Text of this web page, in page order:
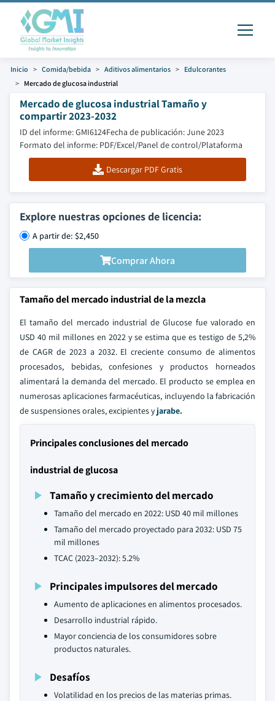
Inicio Comida/bebida Aditivos alimentarios
Edulcorantes
Mercado de glucosa industrial
Mercado de glucosa industrial Tamaño y
compartir 2023-2032
ID del informe: GMI6124Fecha de publicación: June 2023
Formato del informe: PDF/Excel/Panel de control/Plataforma
Descargar PDF Gratis
Explore nuestras opciones de licencia:
A partir de: $2,450
Comprar Ahora
Tamaño del mercado industrial de la mezcla
El tamaño del mercado industrial de Glucose fue valorado en
USD 40 mil millones en 2022 y se estima que es testigo de 5,2%
de CAGR de 2023 a 2032. El creciente consumo de alimentos
procesados, bebidas, confesiones y productos horneados
alimentará la demanda del mercado. El producto se emplea en
numerosas aplicaciones farmacéuticas, incluyendo la fabricación
de suspensiones orales, excipientes yjarabe.
Principales conclusiones del mercado
industrial de glucosa
Tamaño y crecimiento del mercado
Tamaño del mercado en 2022: USD 40 mil millones
Tamaño del mercado proyectado para 2032: USD 75
mil millones
TCAC (2023–2032): 5.2%
Principales impulsores del mercado
Aumento de aplicaciones en alimentos procesados.
Desarrollo industrial rápido.
Mayor conciencia de los consumidores sobre
productos naturales.
Desafíos
Volatilidad en los precios de las materias primas.